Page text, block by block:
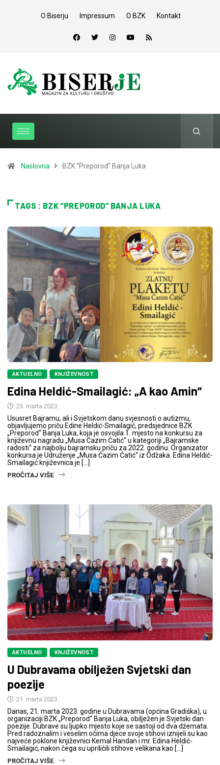
O Biserju Impressum O BZK Kontakt
Naslovna BZK “Preporod” Banja Luka
TAGS : BZK “PREPOROD” BANJA LUKA
AKTUELNO KNJIŽEVNOST
Edina Heldić-Smailagić: „A kao Amin“
23. marta 2023.
Ususret Bajramu, ali i Svjetskom danu svjesnosti o autizmu,
objavljujemo priču Edine Heldić-Smailagić, predsjednice BZK
„Preporod“ Banja Luka, koja je osvojila 1. mjesto na konkursu za
književnu nagradu „Musa Ćazim Ćatić“ u kategoriji „Bajramske
radosti“ za najbolju bajramsku priču za 2022. godinu. Organizator
konkursa je Udruženje „Musa Ćazim Ćatić“ iz Odžaka. Edina Heldić-
Smailagić književnica je […]
PROČITAJ VIŠE
AKTUELNO KNJIŽEVNOST
U Dubravama obilježen Svjetski dan
poezije
21. marta 2023.
Danas, 21. marta 2023. godine u Dubravama (općina Gradiška), u
organizaciji BZK „Preporod“ Banja Luka, obilježen je Svjetski dan
poezije. Dubrave su ljupko mjesto koje se sastoji od dva džemata.
Pred radoznalim i veselim očima djece svoje stihovi iznijeli su kao
najveće poklone književnici Kemal Handan i mr. Edina Heldić-
Smailagić, nakon čega su upriličili stihove velikana kao […]
PROČITAJ VIŠE